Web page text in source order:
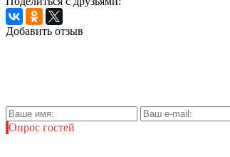
Добавить отзыв
Опрос гостей